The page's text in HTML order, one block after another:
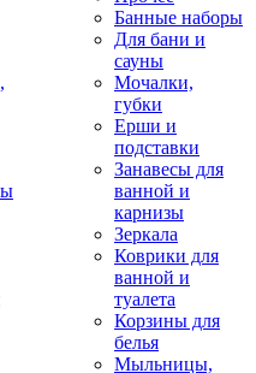
Банные наборы
Для бани и
сауны
Мочалки,
губки
Ерши и
подставки
Занавесы для
ванной и
карнизы
Зеркала
Коврики для
ванной и
туалета
Корзины для
белья
Мыльницы,